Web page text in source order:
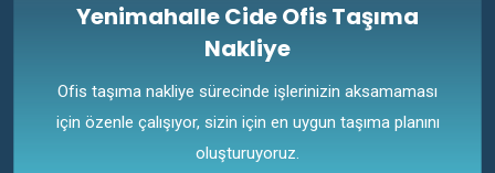
Yenimahalle Cide Ofis Taşıma
Nakliye
Ofis taşıma nakliye sürecinde işlerinizin aksamaması
için özenle çalışıyor, sizin için en uygun taşıma planını
oluşturuyoruz.